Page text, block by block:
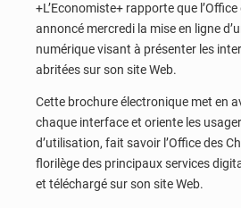
+L’Economiste+ rapporte que
annoncé mercredi la mise en ligne
numérique visant à présenter les
abritées sur son site Web.
Cette brochure électronique met en
chaque interface et oriente les
d’utilisation, fait savoir l’Office des
florilège des principaux services
et téléchargé sur son site Web.